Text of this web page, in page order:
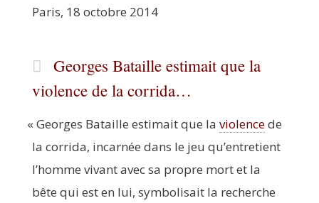
Paris, 18 octobre 2014
Georges Bataille estimait que la
violence de la corrida…
« Georges Bataille esti­mait que la vio­lencede
la cor­ri­da, incar­née dans le jeu qu’entretient
l’homme vivant avec sa propre mort et la
bête qui est en lui, sym­bo­li­sait la recherche